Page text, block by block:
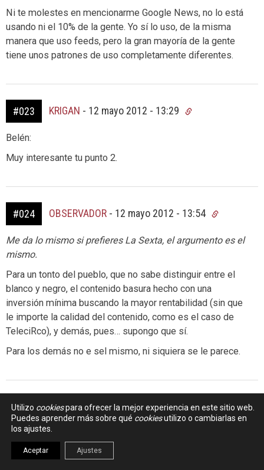
Ni te molestes en mencionarme Google News, no lo está
usando ni el 10% de la gente. Yo sí lo uso, de la misma
manera que uso feeds, pero la gran mayoría de la gente
tiene unos patrones de uso completamente diferentes.
#023 KRIGAN - 12 mayo 2012 - 13:29
Belén:
Muy interesante tu punto 2.
#024 OBSERVADOR - 12 mayo 2012 - 13:54
Me da lo mismo si prefieres La Sexta, el argumento es el
mismo.
Para un tonto del pueblo, que no sabe distinguir entre el
blanco y negro, el contenido basura hecho con una
inversión mínima buscando la mayor rentabilidad (sin que
le importe la calidad del contenido, como es el caso de
TeleciRco), y demás, pues… supongo que sí.
Para los demás no e sel mismo, ni siquiera se le parece.
#025 CARLOS-12 mayo 2012 - 13:55
Reconzocamos que aunque no nos gusten los lobbies, sus
abogados, sus expertos y estudios, los lobbies son
grupos de presión, parte del funcionamiento de la
Utilizo cookiespara ofrecer la mejor experiencia en este sitio web.
Puedes aprender más sobre qué cookiesutilizo o cambiarlas en
los ajustes.
Aceptar Ajustes